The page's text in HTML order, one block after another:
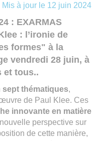
Mis à jour le 12 juin 2024
: EXARMAS
: l’ironie de
formes" à la
vendredi 28 juin, à
et tous..
sept thématiques,
de Paul Klee. Ces
innovante en matière
perspective sur
de cette manière,